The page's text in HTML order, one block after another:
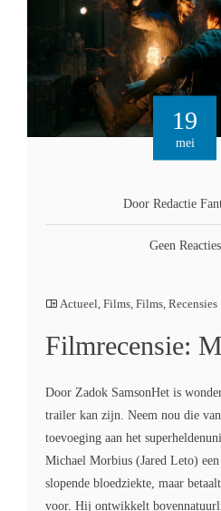
19
mei
Door Redactie
Geen Reacties
Actueel Films Films Recensies
Filmrecensie:
Door Zadok SamsonHet is
trailer kan zijn. Neem nou die
toevoeging aan het
Michael Morbius (Jared Leto)
slopende bloedziekte, maar
voor. Hij ontwikkelt